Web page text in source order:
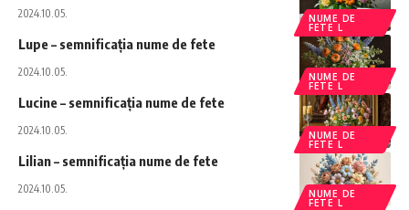
NUME DE
FETE L
2024.10.05.
NUME DE
FETE L
Lupe – semnificația nume de fete
2024.10.05.
NUME DE
FETE L
Lucine – semnificația nume de fete
2024.10.05.
NUME DE
FETE L
Lilian – semnificația nume de fete
2024.10.05.